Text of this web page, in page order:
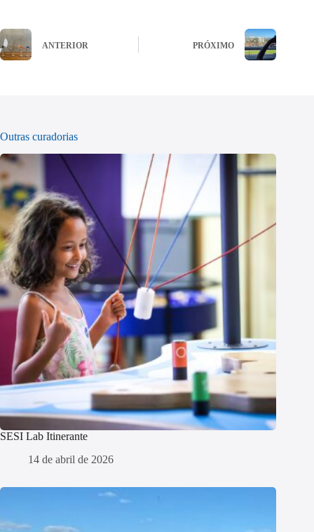
ANTERIOR PRÓXIMO
Outras curadorias
SESI Lab Itinerante
14 de abril de 2026